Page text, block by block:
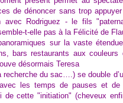
de dénoncer sans trop
avec Rodriguez - le fils
t-elle pas à la Félicité de F
sur la vaste
bars restaurants aux couleurs
désormais Teresa
du sac….) se double
les temps de pauses et de
de cette "initiation" (cheveux